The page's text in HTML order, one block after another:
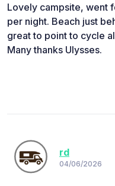
Lovely campsite, went
per night. Beach just
great to point to cycle
Many thanks Ulysses.
rd
04/06/2026